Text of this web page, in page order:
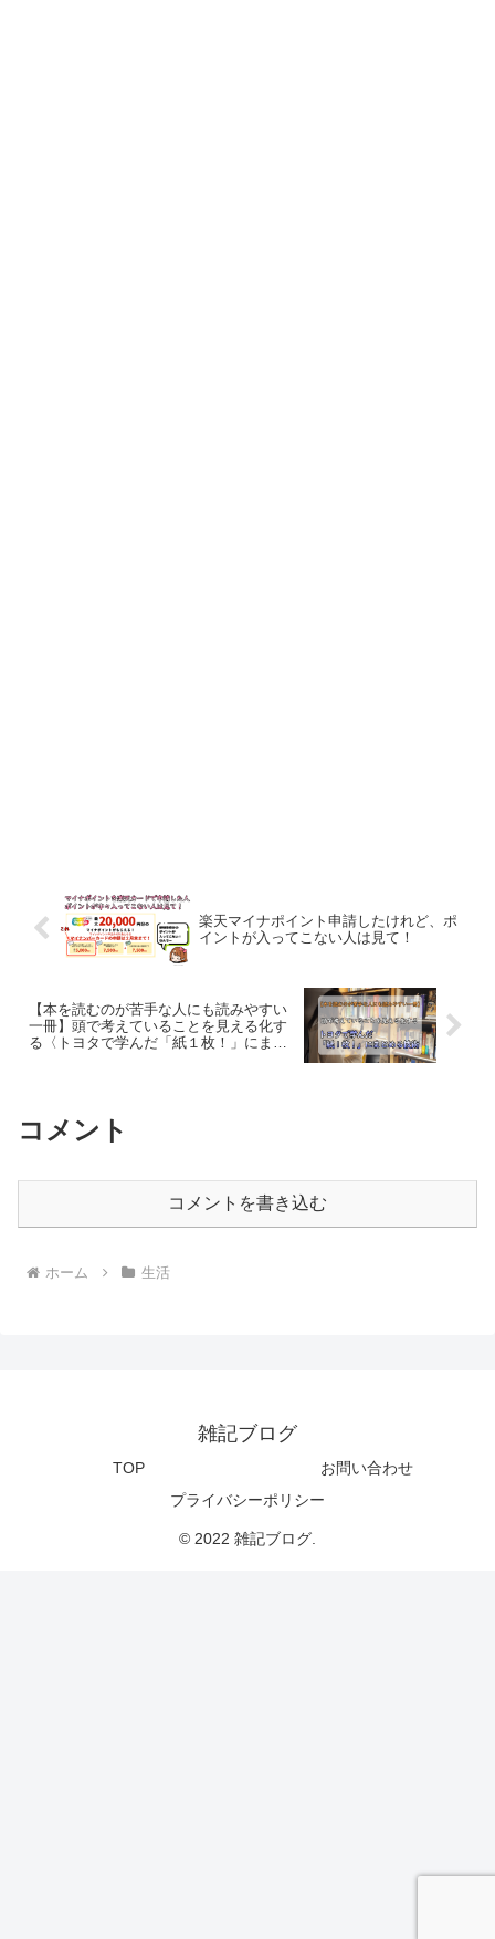
楽天マイナポイント申請したけれど、ポ
イントが入ってこない人は見て！
【本を読むのが苦手な人にも読みやすい
一冊】頭で考えていることを見える化す
る〈トヨタで学んだ「紙１枚！」にまと
コメント
コメントを書き込む
ホーム 生活
雑記ブログ
TOP
お問い合わせ
プライバシーポリシー
© 2022 雑記ブログ.